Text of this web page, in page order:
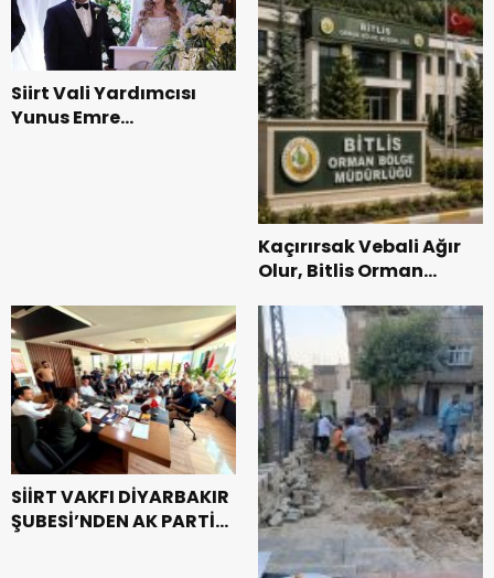
Siirt Vali Yardımcısı
Yunus Emre
Kaçırırsak Vebali Ağır
Olur, Bitlis Orman
Göz Dikti
SİİRT VAKFI DİYARBAKIR
ŞUBESİ’NDEN AK PARTİ